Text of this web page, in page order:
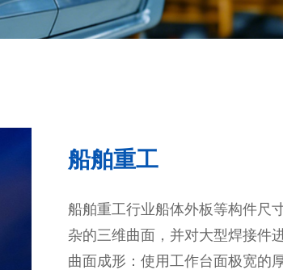
船舶重工
船舶重工行业船体外板等构件尺
杂的三维曲面，并对大型焊接件
曲面成形：使用工作台面极宽的